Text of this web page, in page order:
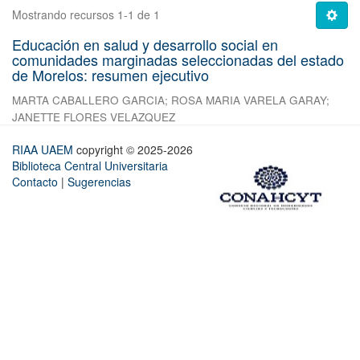
Mostrando recursos 1-1 de 1
Educación en salud y desarrollo social en
comunidades marginadas seleccionadas del estado
de Morelos: resumen ejecutivo
MARTA CABALLERO GARCIA; ROSA MARIA VARELA GARAY;
JANETTE FLORES VELAZQUEZ
RIAA UAEM copyright © 2025-2026
Biblioteca Central Universitaria
Contacto | Sugerencias